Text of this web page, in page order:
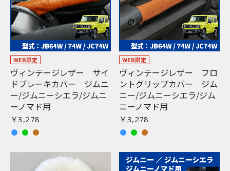
WEB限定
ヴィンテージレザー サイ
ドブレーキカバー ジムニ
ー/ジムニーシエラ/ジムニ
ーノマド用
￥3,278
WEB限定
ヴィンテージレザー フロ
ントグリップカバー ジム
ニー/ジムニーシエラ/ジム
ニーノマド用
￥3,278